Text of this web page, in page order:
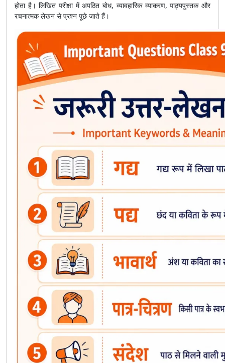
होता है। लिखित परीक्षा में अपठित बोध, व्यावहारिक व्याकरण, पाठ्यपुस्तक और
रचनात्मक लेखन से प्रश्न पूछे जाते हैं।